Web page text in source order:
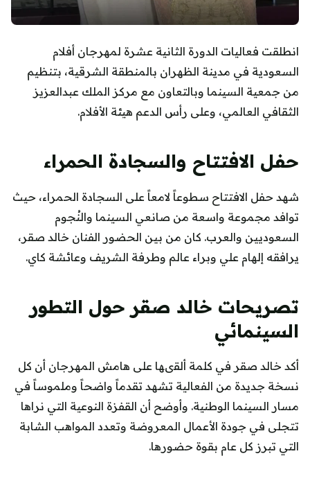
انطلقت فعاليات الدورة الثانية عشرة لمهرجان أفلام
السعودية في مدينة الظهران بالمنطقة الشرقية، بتنظيم
من جمعية السينما وبالتعاون مع مركز الملك عبدالعزيز
الثقافي العالمي، وعلى رأس الدعم هيئة الأفلام.
حفل الافتتاح والسجادة الحمراء
شهد حفل الافتتاح سطوعاً لامعاً على السجادة الحمراء، حيث
توافد مجموعة واسعة من صانعي السينما والنُجوم
السعوديين والعرب. كان من بين الحضور الفنان خالد صقر،
يرافقه إلهام علي وبراء عالم وطرفة الشريف وعائشة كاي.
تصريحات خالد صقر حول التطور
السينمائي
أكد خالد صقر في كلمة ألقىها على هامش المهرجان أن كل
نسخة جديدة من الفعالية تشهد تقدماً واضحاً وملموساً في
مسار السينما الوطنية. وأوضح أن القفزة النوعية التي نراها
تتجلى في جودة الأعمال المعروضة وتعدد المواهب الشابة
التي تبرز كل عام بقوة حضورها.